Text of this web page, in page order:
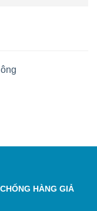
HÀNG GIẢ